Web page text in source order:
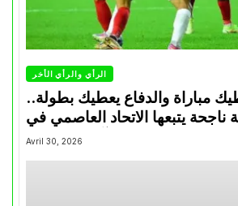
الرأي والرأي الأخر
مباراة والدفاع يعطيك بطولة..
ناجحة يتبعها الاتحاد العاصمي في
تتويجاته آخر السنوات
Avril 30, 2026